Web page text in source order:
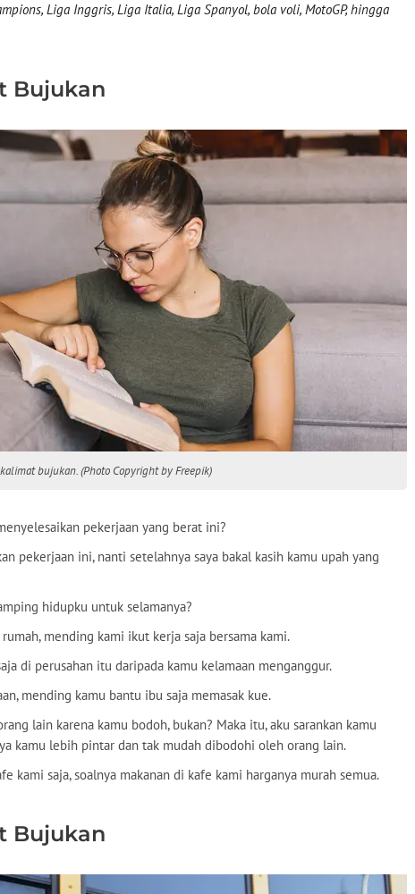
Liga Inggris, Liga Italia, Liga Spanyol, bola voli, MotoGP, hingga
Bujukan
bujukan. (Photo Copyright by Freepik)
pekerjaan yang berat ini?
pekerjaan ini, nanti setelahnya saya bakal kasih kamu upah yang
hidupku untuk selamanya?
mending kami ikut kerja saja bersama kami.
di perusahan itu daripada kamu kelamaan menganggur.
mending kamu bantu ibu saja memasak kue.
lain karena kamu bodoh, bukan? Maka itu, aku sarankan kamu
kamu lebih pintar dan tak mudah dibodohi oleh orang lain.
kami saja, soalnya makanan di kafe kami harganya murah semua.
Bujukan